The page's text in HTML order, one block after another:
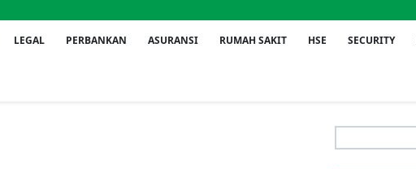
LEGAL PERBANKAN ASURANSI RUMAH SAKIT HSE SECURITY
for: